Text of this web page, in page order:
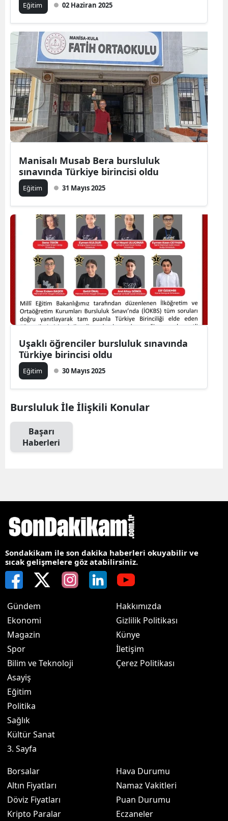
Eğitim 02 Haziran 2025
Manisalı Musab Bera bursluluk
sınavında Türkiye birincisi oldu
Eğitim 31 Mayıs 2025
Uşaklı öğrenciler bursluluk sınavında
Türkiye birincisi oldu
Eğitim 30 Mayıs 2025
Bursluluk İle İlişkili Konular
Başarı
Haberleri
Sondakikam ile son dakika haberleri okuyabilir ve
sıcak gelişmelere göz atabilirsiniz.
Gündem
Ekonomi
Magazin
Spor
Bilim ve Teknoloji
Asayiş
Eğitim
Politika
Sağlık
Kültür Sanat
3. Sayfa
Hakkımızda
Gizlilik Politikası
Künye
İletişim
Çerez Politikası
Borsalar
Altın Fiyatları
Döviz Fiyatları
Kripto Paralar
Hava Durumu
Namaz Vakitleri
Puan Durumu
Eczaneler